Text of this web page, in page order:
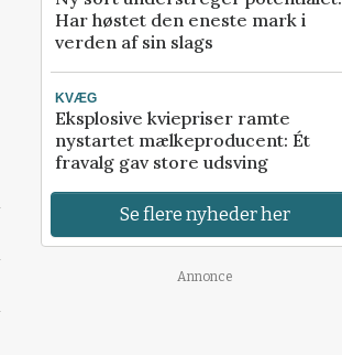
Har høstet den eneste mark i
verden af sin slags
KVÆG
Eksplosive kviepriser ramte
nystartet mælkeproducent: Ét
fravalg gav store udsving
Se flere nyheder her
Annonce